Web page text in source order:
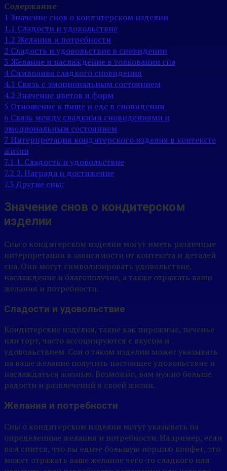
Содержание
1 Значение снов о кондитерском изделии
1.1 Сладости и удовольствие
1.2 Желания и потребности
2 Сладость и удовольствие в сновидении
3 Желание и наслаждение в толковании сна
4 Символика сладкого сновидения
4.1 Связь с эмоциональным состоянием
4.2 Значение цветов и форм
5 Отношение к пище и еде в сновидении
6 Связь между сладкими сновидениями и
эмоциональным состоянием
7 Интерпретация кондитерского изделия в контексте
жизни
7.1 1. Сладость и удовольствие
7.2 2. Награда и достижение
7.3 Другие сны:
Значение снов о кондитерском
изделии
Сны о кондитерском изделии могут иметь различные
интерпретации в зависимости от контекста и деталей
сна. Они могут символизировать удовольствие,
наслаждение и благополучие, а также отражать ваши
желания и потребности.
Сладости и удовольствие
Кондитерские изделия, такие как пирожные, печенье
или торт, часто ассоциируются с вкусом и
удовольствием. Сон о таком изделии может указывать
на ваше желание получить настоящее удовольствие и
наслаждаться жизнью. Возможно, вам нужно больше
радости и развлечений в своей жизни.
Желания и потребности
Сны о кондитерском изделии могут указывать на
определенные желания и потребности. Например, если
вам снится, что вы едите большую порцию конфет, это
может отражать ваше желание чего-то сладкого или